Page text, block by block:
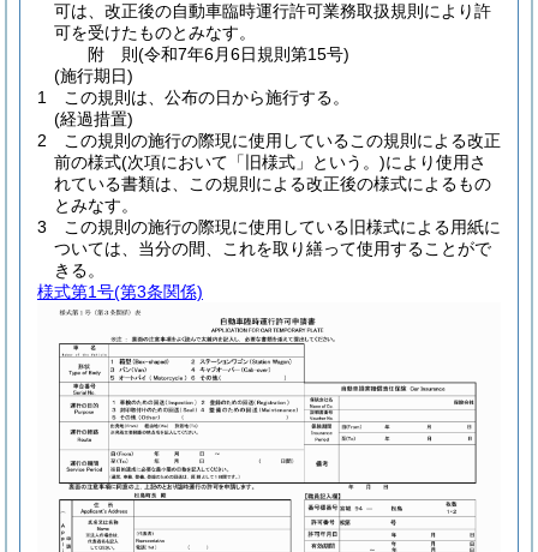
可は、改正後の自動車臨時運行許可業務取扱規則により許
可を受けたものとみなす。
附 則(令和7年6月6日規則第15号)
(施行期日)
1
この規則は、公布の日から施行する。
(経過措置)
2
この規則の施行の際現に使用しているこの規則による改正
前の様式(次項において「旧様式」という。)により使用さ
れている書類は、この規則による改正後の様式によるもの
とみなす。
3
この規則の施行の際現に使用している旧様式による用紙に
ついては、当分の間、これを取り繕って使用することがで
きる。
様式第1号(第3条関係)